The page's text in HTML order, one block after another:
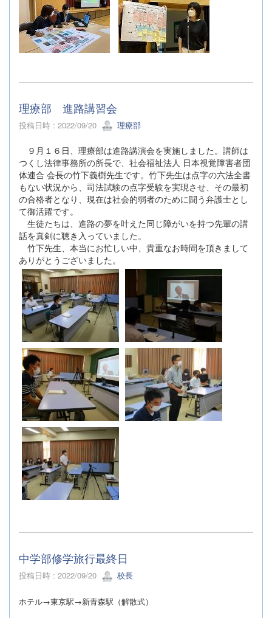
理療部 進路講習会
投稿日時 : 2022/09/20 理療部
９月１６日、理療部は進路講演会を実施しました。講師は
つくし法律事務所の所長で、社会福祉法人 日本視覚障害者団
体連合 会長の竹下義樹先生です。竹下先生は点字の六法全書
もない状況から、司法試験の点字受験を実現させ、その最初
の合格者となり、現在は社会的弱者のために闘う弁護士とし
て御活躍です。
生徒たちは、進路の夢を叶えた同じ障がいを持つ先輩の講
話を真剣に聴き入っていました。
竹下先生、本当にお忙しい中、貴重なお時間を頂きまして
ありがとうございました。
中学部修学旅行最終日
投稿日時 : 2022/09/20 校長
ホテル→東京駅→新青森駅（解散式）